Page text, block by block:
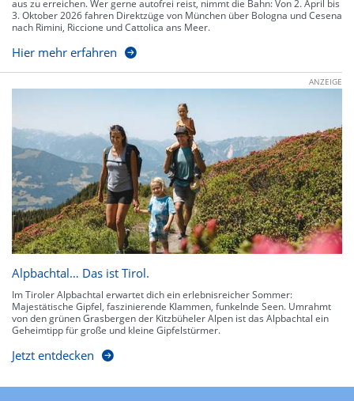
aus zu erreichen. Wer gerne autofrei reist, nimmt die Bahn: Von 2. April bis
3. Oktober 2026 fahren Direktzüge von München über Bologna und Cesena
nach Rimini, Riccione und Cattolica ans Meer.
Hier mehr erfahren
ANZEIGE
Alpbachtal… Das ist Tirol.
Im Tiroler Alpbachtal erwartet dich ein erlebnisreicher Sommer:
Majestätische Gipfel, faszinierende Klammen, funkelnde Seen. Umrahmt
von den grünen Grasbergen der Kitzbüheler Alpen ist das Alpbachtal ein
Geheimtipp für große und kleine Gipfelstürmer.
Jetzt entdecken